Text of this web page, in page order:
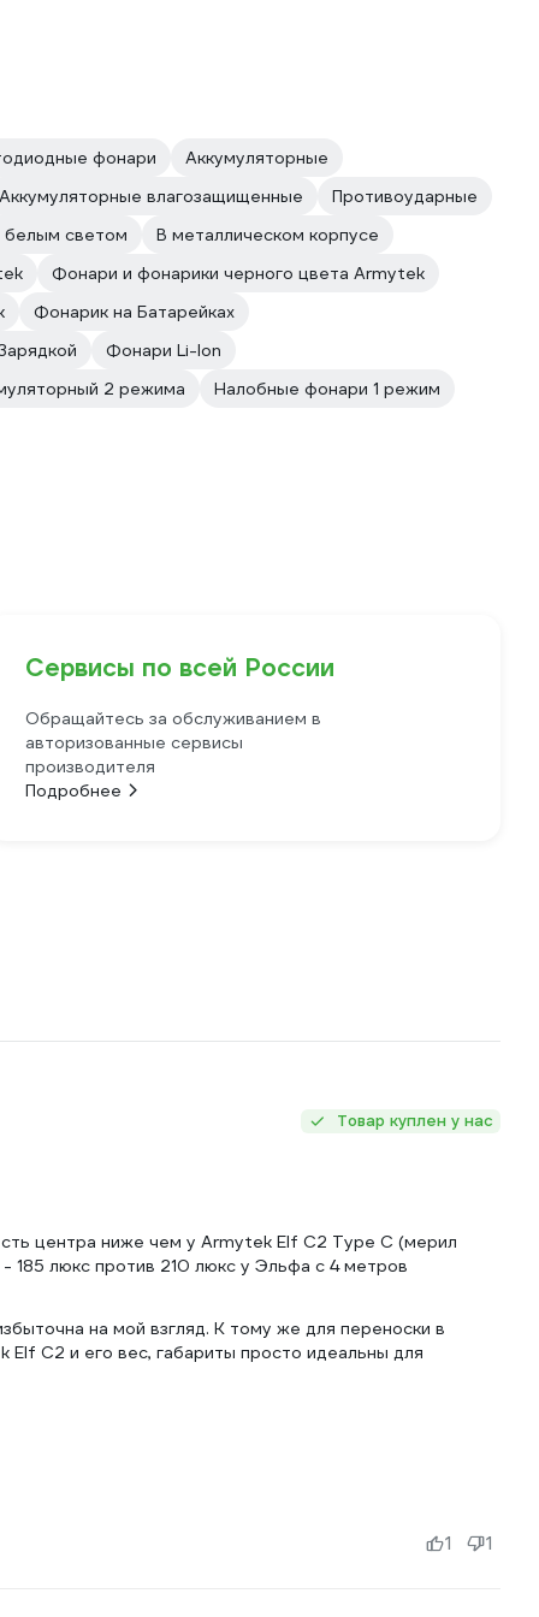
фонари
Аккумуляторные
Аккумуляторные влагозащищенные
Противоударные
светом
В металлическом корпусе
Фонари и фонарики черного цвета Armytek
Фонарик на Батарейках
Фонари Li-Ion
2 режима
Налобные фонари 1 режим
Сервисы по всей России
Обращайтесь за обслуживанием в
авторизованные сервисы
производителя
Подробнее
Товар куплен у нас
центра ниже чем у Armytek Elf C2 Type C (мерил
185 люкс против 210 люкс у Эльфа с 4 метров
на мой взгляд. К тому же для переноски в
C2 и его вес, габариты просто идеальны для
1 1